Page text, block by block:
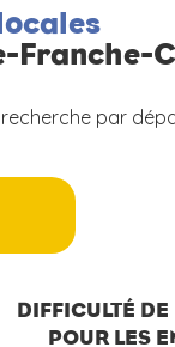
Franche-
par
DIFFICULTÉ
POUR LES